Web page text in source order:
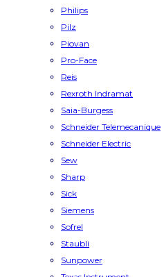
Philips
Pilz
Piovan
Pro-Face
Reis
Rexroth Indramat
Saia-Burgess
Schneider Telemecanique
Schneider Electric
Sew
Sharp
Sick
Siemens
Sofrel
Staubli
Sunpower